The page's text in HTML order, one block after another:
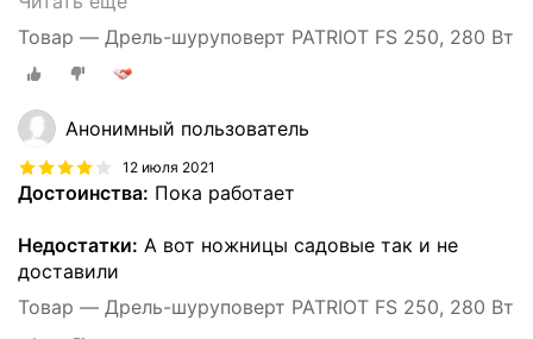
Товар — Дрель-шуруповерт PATRIOT FS 250, 280 Вт
Анонимный пользователь
12 июля 2021
Достоинства: Пока работает
Недостатки: А вот ножницы садовые так и не
доставили
Товар — Дрель-шуруповерт PATRIOT FS 250, 280 Вт